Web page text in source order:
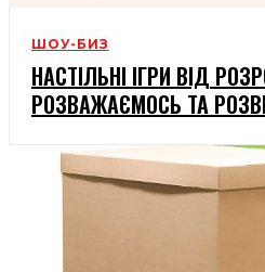
ШОУ-БИЗ
НАСТІЛЬНІ ІГРИ ВІД
РОЗВАЖАЄМОСЬ ТА